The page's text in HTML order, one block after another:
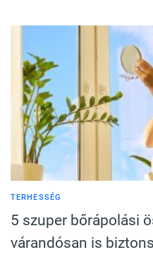
TERHESSÉG
5 szuper bőrápolási
várandósan is